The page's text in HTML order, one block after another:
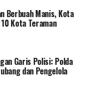
Luwoo, Taufik
selain mengawal
sebagai
mekanisme
Berbuah Manis, Kota
Kota Teraman
Garis Polisi: Polda
dan Pengelola